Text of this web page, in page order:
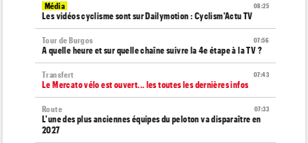
08:25
Média
Les vidéos cyclisme sont sur Dailymotion : Cyclism'Actu TV
07:56
Tour de Burgos
A quelle heure et sur quelle chaîne suivre la 4e étape à la TV ?
07:43
Transfert
Le Mercato vélo est ouvert... les toutes les dernières infos
07:33
Route
L'une des plus anciennes équipes du peloton va disparaître en
2027